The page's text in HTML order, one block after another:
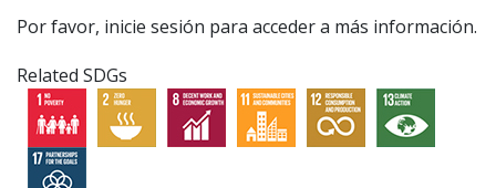
Por favor, inicie sesión para acceder a más información.
Related SDGs